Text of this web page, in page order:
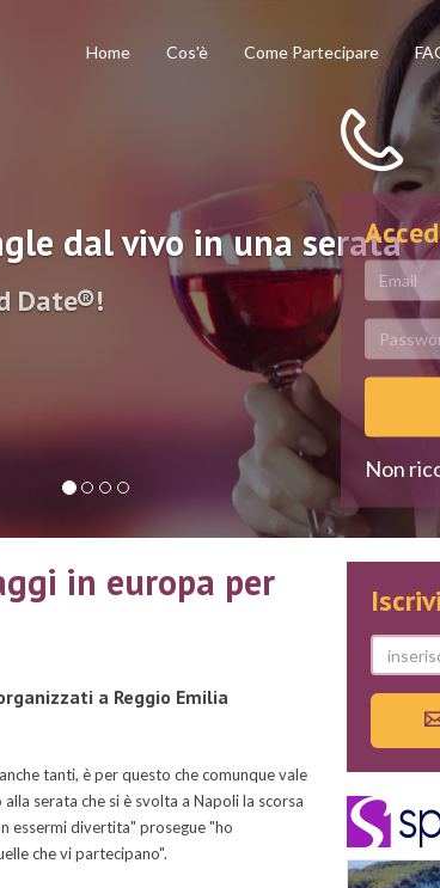
Home Cos'è Come Partecipare
dal vivo in una serata
Date®!
Non
in europa per
a Reggio Emilia
tanti, è per questo che comunque vale
serata che si è svolta a Napoli la scorsa
essermi divertita" prosegue "ho
che vi partecipano".